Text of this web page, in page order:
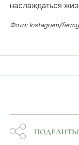
наслаждаться
Фото: Instagram/